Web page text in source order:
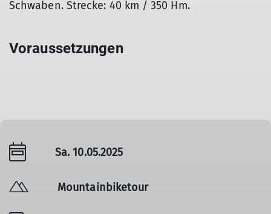
Schwaben. Strecke: 40 km / 350 Hm.
Voraussetzungen
Sa. 10.05.2025
Mountainbiketour